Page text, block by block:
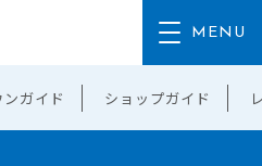
ンガイド ショップガイド